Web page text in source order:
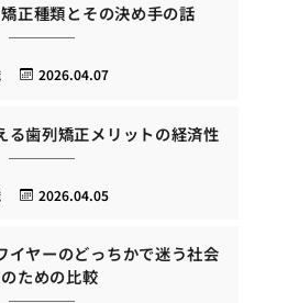
正種類とその決め手の話
2026.04.07
る歯列矯正メリットの経済性
2026.04.05
イヤーのどっちかで迷う社会
ための比較